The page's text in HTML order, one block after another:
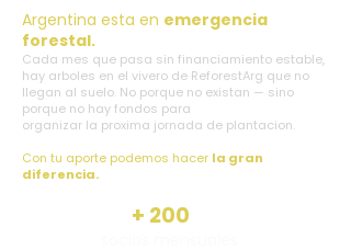
Argentina esta en emergencia
forestal.
Cada mes que pasa sin financiamiento estable,
hay arboles en el vivero de ReforestArg que no
llegan al suelo. No porque no existan — sino
porque no hay fondos para
organizar la proxima jornada de plantacion.
Con tu aporte podemos hacer la gran
diferencia.
+ 200